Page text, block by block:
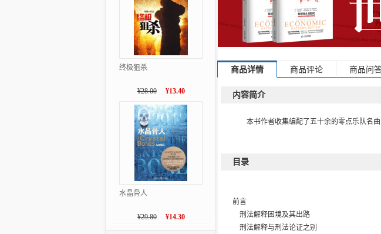
终极狙杀
¥28.00 ¥13.40
水晶骨人
¥29.80 ¥14.30
商品详情 商品评论 商品问
内容简介
本书作者收集编配了五十余的零点乐队名
目录
前言
刑法解释困境及其出路
刑法解释与刑法论证之别